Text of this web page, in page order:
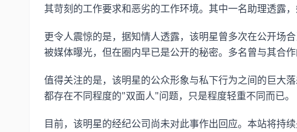
其苛刻的工作要求和恶劣的工作环境。其中一名助理透露
更令人震惊的是，据知情人透露，该明星曾多次在公开场
被媒体曝光，但在圈内早已是公开的秘密。多名曾与其合
值得关注的是，该明星的公众形象与私下行为之间的巨大
都存在不同程度的"双面人"问题，只是程度轻重不同而已。
目前，该明星的经纪公司尚未对此事作出回应。本站将持